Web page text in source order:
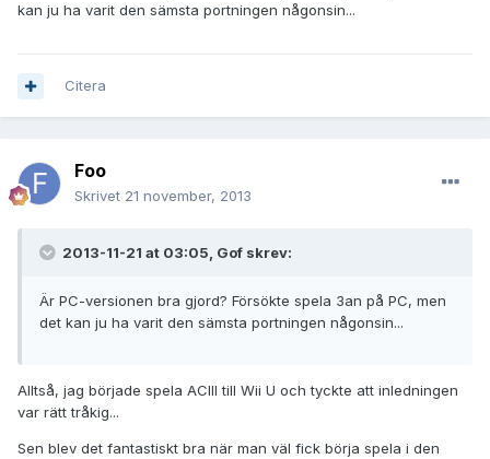
kan ju ha varit den sämsta portningen någonsin...
Citera
Foo
Skrivet 21 november, 2013
2013-11-21 at 03:05, Gof skrev:
Är PC-versionen bra gjord? Försökte spela 3an på PC, men
det kan ju ha varit den sämsta portningen någonsin...
Alltså, jag började spela ACIII till Wii U och tyckte att inledningen
var rätt tråkig...
Sen blev det fantastiskt bra när man väl fick börja spela i den